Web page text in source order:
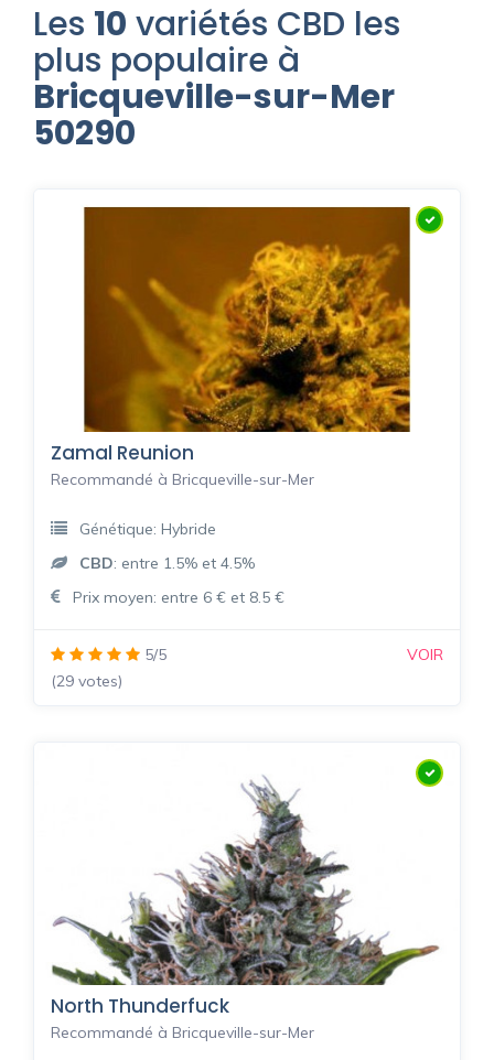
Les 10 variétés CBD les
plus populaire à
Bricqueville-sur-Mer
50290
Zamal Reunion
Recommandé à Bricqueville-sur-Mer
Génétique: Hybride
CBD: entre 1.5% et 4.5%
Prix moyen: entre 6 € et 8.5 €
5/5
(29 votes)
VOIR
North Thunderfuck
Recommandé à Bricqueville-sur-Mer